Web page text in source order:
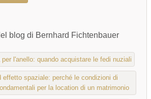
blog di Bernhard Fichtenbauer
per l'anello: quando acquistare le fedi nuziali
effetto spaziale: perché le condizioni di
per la location di un matrimonio